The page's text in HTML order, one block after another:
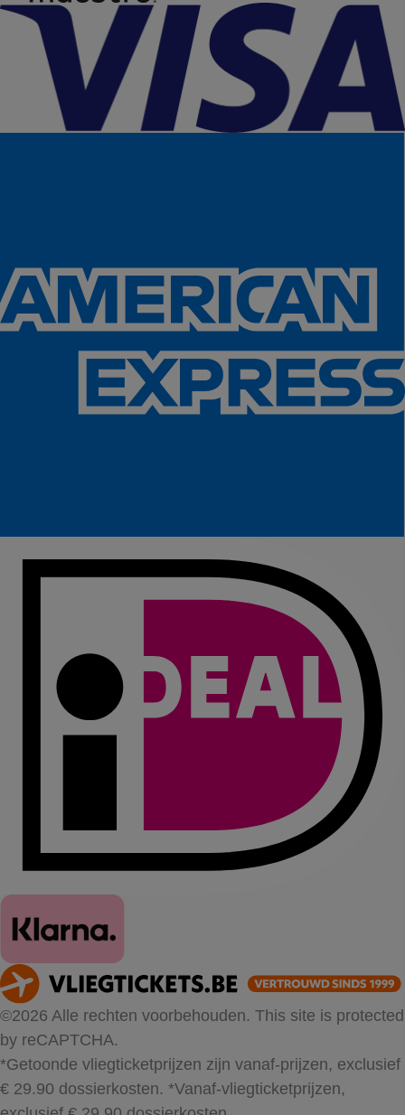
©2026 Alle rechten voorbehouden. This site is protected
by reCAPTCHA.
*Getoonde vliegticketprijzen zijn vanaf-prijzen, exclusief
€ 29.90 dossierkosten. *Vanaf-vliegticketprijzen,